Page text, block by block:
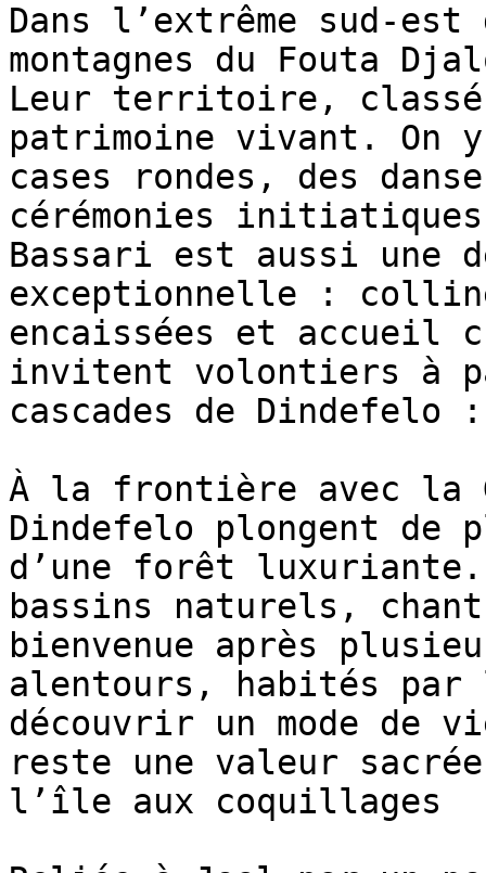
Dans l’extrême sud-
montagnes du Fouta
Leur territoire, classé
patrimoine vivant. On
cases rondes, des
cérémonies
Bassari est aussi une
exceptionnelle :
encaissées et accueil
invitent volontiers à
cascades de Dindefelo
À la frontière avec la
Dindefelo plongent de
d’une forêt
bassins naturels,
bienvenue après
alentours, habités par
découvrir un mode de
reste une valeur
l’île aux coquillages